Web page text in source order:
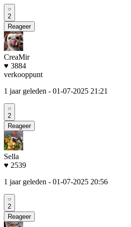
2
Reageer
CreaMir
♥ 3884
verkooppunt
1 jaar geleden - 01-07-2025 21:21
2
Reageer
Sella
♥ 2539
1 jaar geleden - 01-07-2025 20:56
2
Reageer